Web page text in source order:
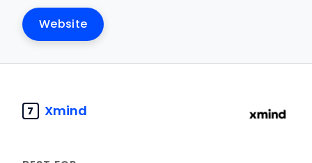
Website
7 Xmind